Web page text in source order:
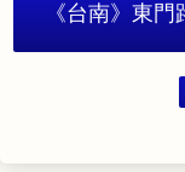
《台南》東